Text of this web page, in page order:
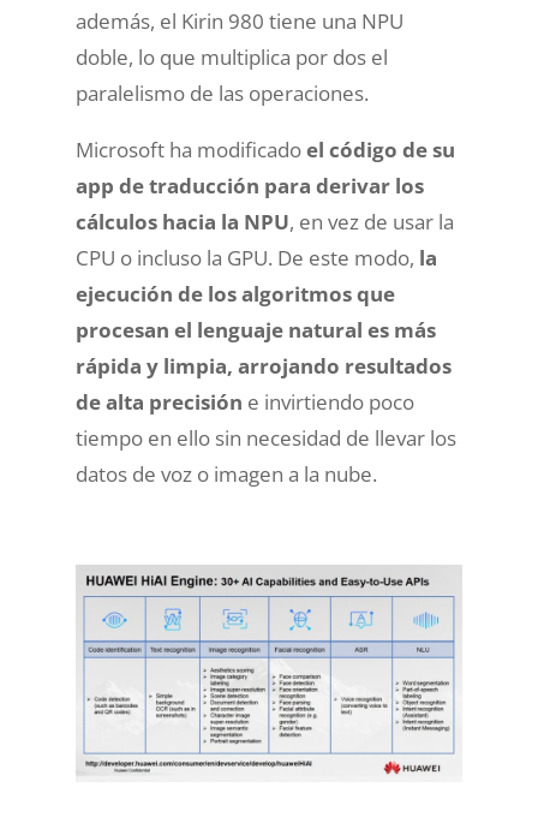
además, el Kirin 980 tiene una NPU
doble, lo que multiplica por dos el
paralelismo de las operaciones.
Microsoft ha modificadoel código de su
app de traducción para derivar los
cálculos hacia la NPU, en vez de usar la
CPU o incluso la GPU. De este modo, la
ejecución de los algoritmos que
procesan el lenguaje natural es más
rápida y limpia, arrojando resultados
de alta precisión e invirtiendo poco
tiempo en ello sin necesidad de llevar los
datos de voz o imagen a la nube.